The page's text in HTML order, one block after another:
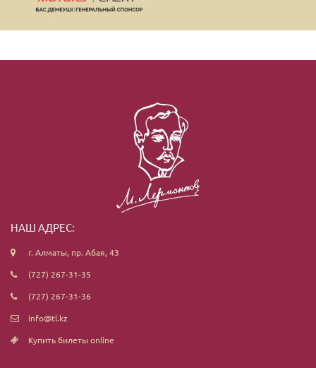
НАШ АДРЕС:
г. Алматы, пр. Абая, 43
(727) 267-31-35
(727) 267-31-36
info@tl.kz
Купить билеты online